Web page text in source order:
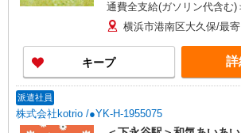
通費全支給(ガソリン代含む)
横浜市港南区大久保/最
キープ 詳
派遣社員
株式会社kotrio /●YK-H-1955075